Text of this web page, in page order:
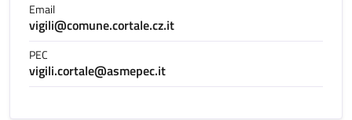
Email
vigili@comune.cortale.cz.it
PEC
vigili.cortale@asmepec.it